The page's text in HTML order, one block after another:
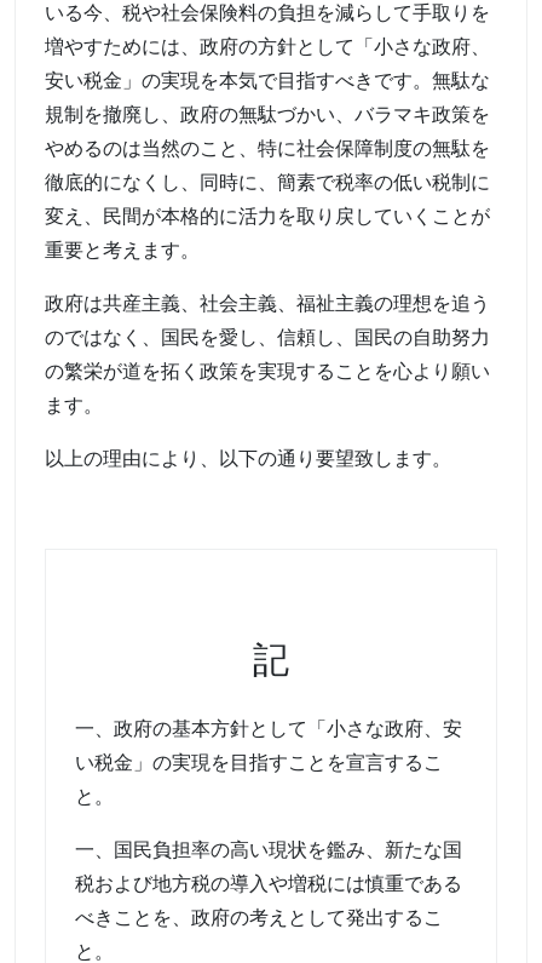
いる今、税や社会保険料の負担を減らして手取りを
増やすためには、政府の方針として「小さな政府、
安い税金」の実現を本気で目指すべきです。無駄な
規制を撤廃し、政府の無駄づかい、バラマキ政策を
やめるのは当然のこと、特に社会保障制度の無駄を
徹底的になくし、同時に、簡素で税率の低い税制に
変え、民間が本格的に活力を取り戻していくことが
重要と考えます。
政府は共産主義、社会主義、福祉主義の理想を追う
のではなく、国民を愛し、信頼し、国民の自助努力
の繁栄が道を拓く政策を実現することを心より願い
ます。
以上の理由により、以下の通り要望致します。
記
一、政府の基本方針として「小さな政府、安
い税金」の実現を目指すことを宣言するこ
と。
一、国民負担率の高い現状を鑑み、新たな国
税および地方税の導入や増税には慎重である
べきことを、政府の考えとして発出するこ
と。